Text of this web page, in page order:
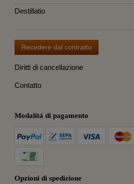
Destillatio
Recedere dal contratto
Diritti di cancellazione
Contatto
Modalitá di pagamento
Opzioni di spedizione